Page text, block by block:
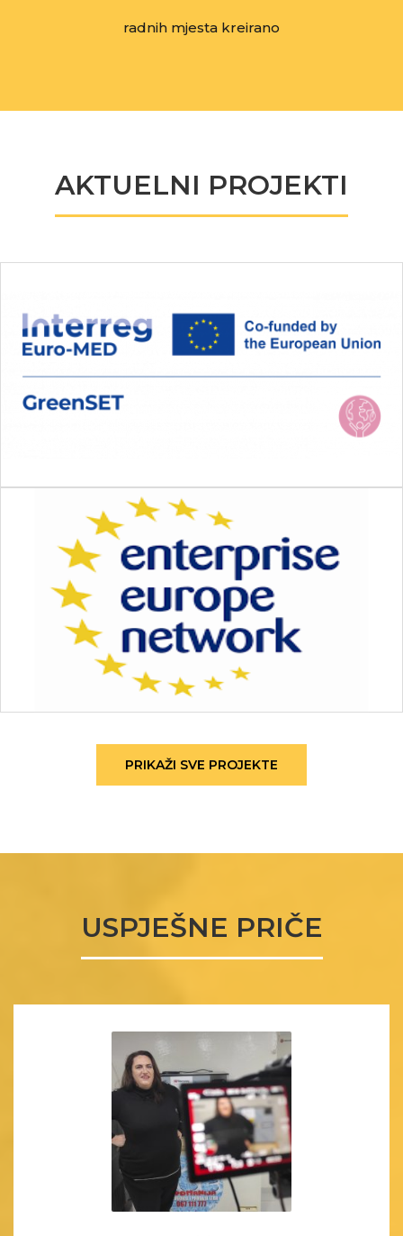
radnih mjesta kreirano
AKTUELNI PROJEKTI
PRIKAŽI SVE PROJEKTE
USPJEŠNE PRIČE